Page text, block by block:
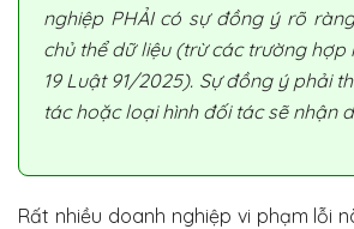
nghiệp PHẢI có sự đồng ý rõ
chủ thể dữ liệu (trừ các trường
19 Luật 91/2025). Sự đồng ý phải
tác hoặc loại hình đối tác sẽ nhận
Rất nhiều doanh nghiệp vi phạm lỗi